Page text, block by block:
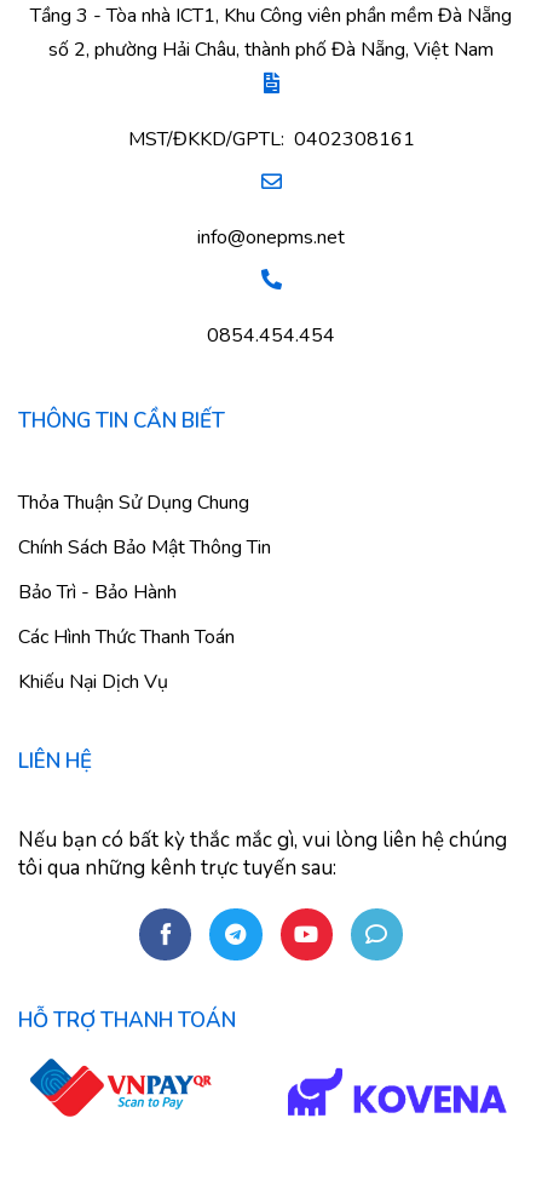
Tầng 3 - Tòa nhà ICT1, Khu Công viên phần mềm Đà Nẵng
số 2, phường Hải Châu, thành phố Đà Nẵng, Việt Nam
MST/ĐKKD/GPTL: 0402308161
info@onepms.net
0854.454.454
THÔNG TIN CẦN BIẾT
Thỏa Thuận Sử Dụng Chung
Chính Sách Bảo Mật Thông Tin
Bảo Trì - Bảo Hành
Các Hình Thức Thanh Toán
Khiếu Nại Dịch Vụ
LIÊN HỆ
Nếu bạn có bất kỳ thắc mắc gì, vui lòng liên hệ chúng
tôi qua những kênh trực tuyến sau:
HỖ TRỢ THANH TOÁN